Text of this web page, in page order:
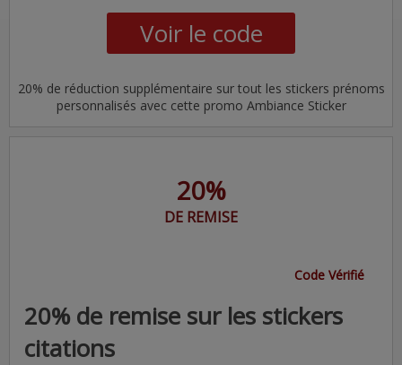
Voir le code
20% de réduction supplémentaire sur tout les stickers prénoms
personnalisés avec cette promo Ambiance Sticker
20%
DE REMISE
Code Vérifié
20% de remise sur les stickers
citations